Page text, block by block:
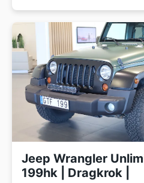
Jeep Wrangler
199hk | Dragkrok |